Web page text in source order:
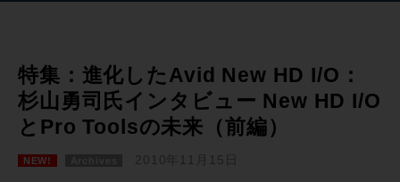
特集：進化したAvid New HD I/O：
杉山勇司氏インタビュー New HD I/O
とPro Toolsの未来（前編）
NEW! 2010年11月15日